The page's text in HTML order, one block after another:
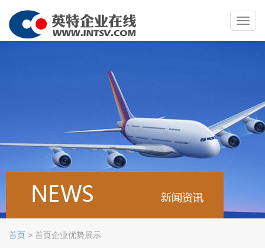
首页 > 首页企业优势展示